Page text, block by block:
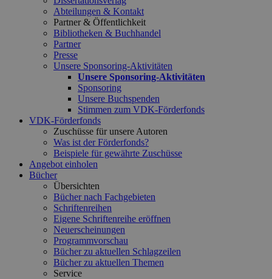
Abteilungen & Kontakt
Partner & Öffentlichkeit
Bibliotheken & Buchhandel
Partner
Presse
Unsere Sponsoring-Aktivitäten
Unsere Sponsoring-Aktivitäten
Sponsoring
Unsere Buchspenden
Stimmen zum VDK-Förderfonds
VDK-Förderfonds
Zuschüsse für unsere Autoren
Was ist der Förderfonds?
Beispiele für gewährte Zuschüsse
Angebot einholen
Bücher
Übersichten
Bücher nach Fachgebieten
Schriftenreihen
Eigene Schriftenreihe eröffnen
Neuerscheinungen
Programmvorschau
Bücher zu aktuellen Schlagzeilen
Bücher zu aktuellen Themen
Service